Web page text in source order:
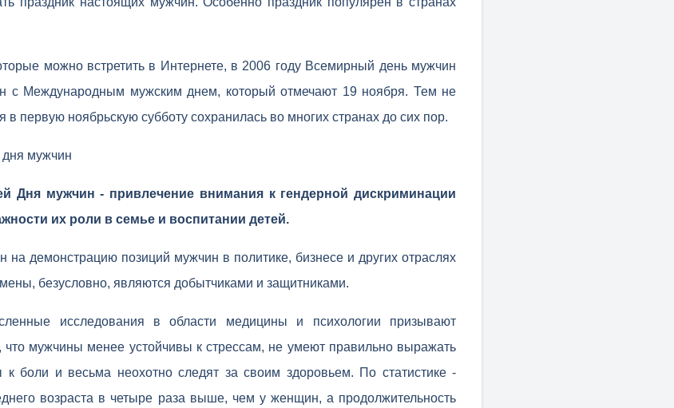
можно встретить в Интернете, в 2006 году Всемирный день мужчин
с Международным мужским днем, который отмечают 19 ноября. Тем не
в первую ноябрьскую субботу сохранилась во многих странах до сих пор.
дня мужчин
Дня мужчин - привлечение внимания к гендерной дискриминации
их роли в семье и воспитании детей.
на демонстрацию позиций мужчин в политике, бизнесе и других отраслях
безусловно, являются добытчиками и защитниками.
исследования в области медицины и психологии призывают
что мужчины менее устойчивы к стрессам, не умеют правильно выражать
к боли и весьма неохотно следят за своим здоровьем. По статистике -
возраста в четыре раза выше, чем у женщин, а продолжительность